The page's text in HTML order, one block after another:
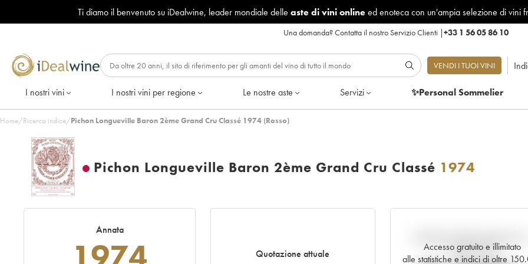
Ti diamo il benvenuto su iDealwine, leader mondiale delle aste di vini onlineed enoteca con un'ampia selezione di vini
Una domanda?Contatta il nostro Servizio Clienti |+33 1 56 05 86 10
VENDI I TUOI VINI
I nostri vini I nostri vini per regione Le nostre aste Servizi ✨Personal Sommelier
Home/Ricerca indice/Pichon Longueville Baron 2ème Grand Cru Classé 1974 (Rosso)
Pichon Longueville Baron 2ème Grand Cru Classé 1974
Annata
Quotazione attuale
Accesso gratuito e illimitato
alle statistiche e indici di oltre
tempo reale